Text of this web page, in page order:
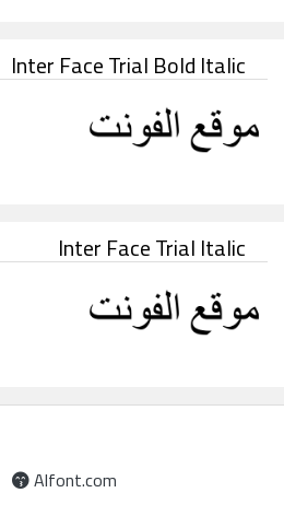
Inter Face Trial Bold Italic
Inter Face Trial Italic
Alfont.com